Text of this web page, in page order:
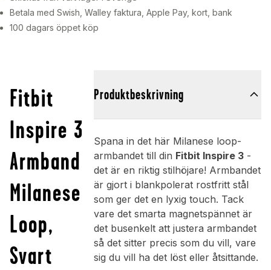
Betala med Swish, Walley faktura, Apple Pay, kort, bank
100 dagars öppet köp
Fitbit
Inspire 3
Armband
Milanese
Loop,
Svart
Produktbeskrivning
Spana in det här Milanese loop-
armbandet till din Fitbit Inspire 3-
det är en riktig stilhöjare! Armbandet
är gjort i blankpolerat rostfritt stål
som ger det en lyxig touch. Tack
vare det smarta magnetspännet är
det busenkelt att justera armbandet
så det sitter precis som du vill, vare
sig du vill ha det löst eller åtsittande.